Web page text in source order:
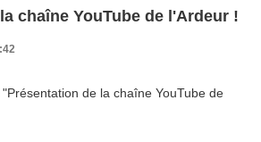
chaîne YouTube de l'Ardeur !